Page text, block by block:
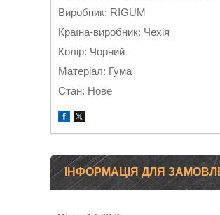
Виробник: RIGUM
Країна-виробник: Чехія
Колір: Чорний
Матеріал: Гума
Стан: Нове
ІНФОРМАЦІЯ ДЛЯ